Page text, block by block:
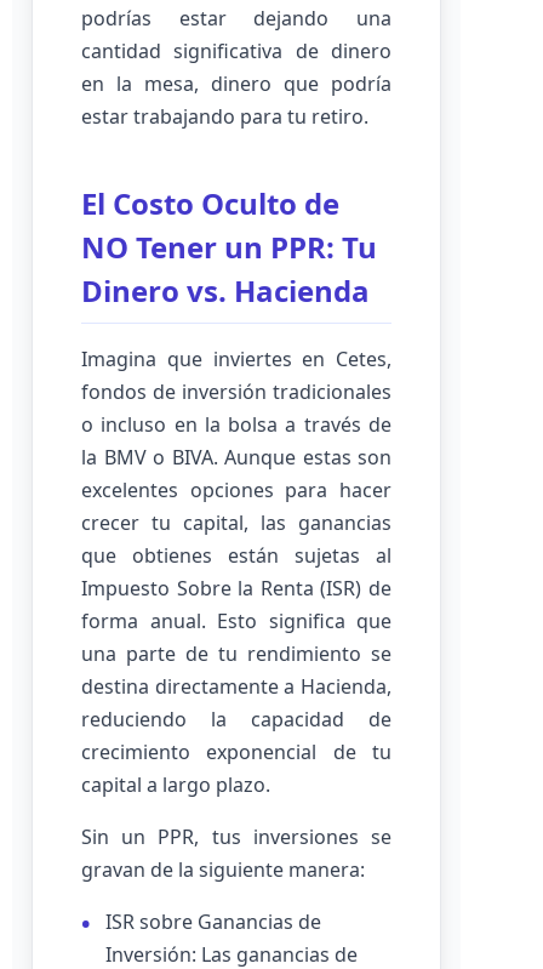
podrías estar dejando una
cantidad significativa de dinero
en la mesa, dinero que podría
estar trabajando para tu retiro.
El Costo Oculto de
NO Tener un PPR: Tu
Dinero vs. Hacienda
Imagina que inviertes en Cetes,
fondos de inversión tradicionales
o incluso en la bolsa a través de
la BMV o BIVA. Aunque estas son
excelentes opciones para hacer
crecer tu capital, las ganancias
que obtienes están sujetas al
Impuesto Sobre la Renta (ISR) de
forma anual. Esto significa que
una parte de tu rendimiento se
destina directamente a Hacienda,
reduciendo la capacidad de
crecimiento exponencial de tu
capital a largo plazo.
Sin un PPR, tus inversiones se
gravan de la siguiente manera:
ISR sobre Ganancias de
Inversión: Las ganancias de